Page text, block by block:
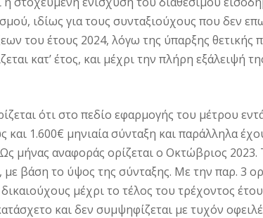
ιδίως για τους συνταξιούχους που δεν
του έτους 2024, λόγω της ύπαρξης θετικής
κατ’ έτος, και μέχρι την πλήρη εξάλειψή
ότι στο πεδίο εφαρμογής του μέτρου
1.600€ μηνιαία σύνταξη και παράλληλα
μήνας αναφοράς ορίζεται ο Οκτώβριος
βάση το ύψος της σύνταξης. Με την παρ. 3
μέχρι το τέλος του τρέχοντος
και δεν συμψηφίζεται με τυχόν